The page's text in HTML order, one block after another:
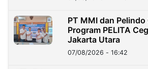
PT MMI dan Pelindo
Program PELITA
Jakarta Utara
07/08/2026 - 16:42